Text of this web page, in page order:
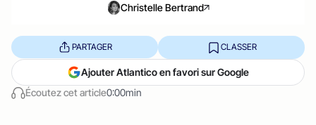
Christelle Bertrand
Écoutez cet article0:00min
PARTAGER CLASSER
Ajouter Atlantico en favori sur Google